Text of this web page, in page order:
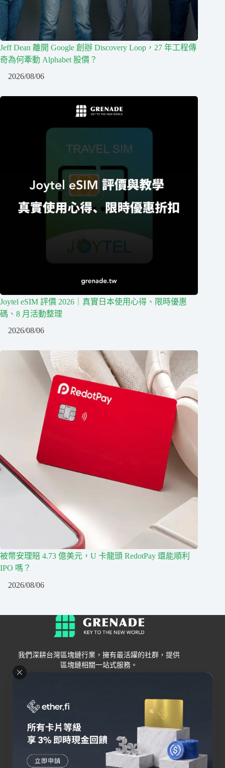
Jeff Dean 離開 Google 創辦 Discovery Loop，27 年工程傳
奇為何牽動 Alphabet 股價？
2026/08/06
Joytel eSIM 評價 2026｜真實日本使用心得、限時優惠
碼、8 月活動整理
2026/08/06
被幣安理賠 4.73 億美元，U 卡龍頭 RedotPay 還能順利
IPO 嗎？
2026/08/06
我們深耕台灣區塊鏈行業，擁有最活躍的社群，提供
區塊鏈相關一站式服務。
Grenade
關於我們
聯絡我們
錢包
交易所
Bybit
OKX
HOYA BIT